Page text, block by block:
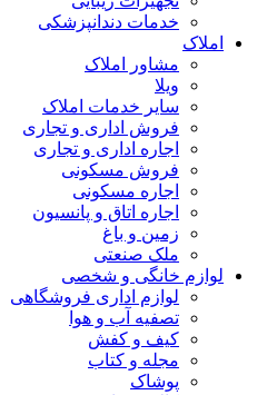
خدمات دندانپزشکی
املاک
مشاور املاک
ویلا
سایر خدمات املاک
فروش اداری و تجاری
اجاره اداری و تجاری
فروش مسکونی
اجاره مسکونی
اجاره اتاق و پانسیون
زمین و باغ
ملک صنعتی
لوازم خانگی و شخصی
لوازم اداری فروشگاهی
تصفیه آب و هوا
کیف و کفش
مجله و کتاب
پوشاک